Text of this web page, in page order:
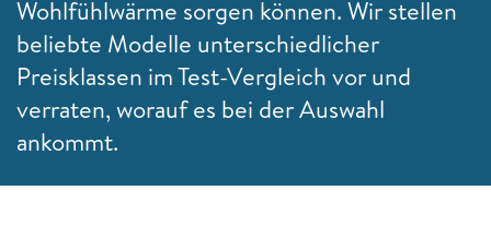
Wohlfühlwärme sorgen können. Wir stellen
beliebte Modelle unterschiedlicher
Preisklassen im Test-Vergleich vor und
verraten, worauf es bei der Auswahl
ankommt.